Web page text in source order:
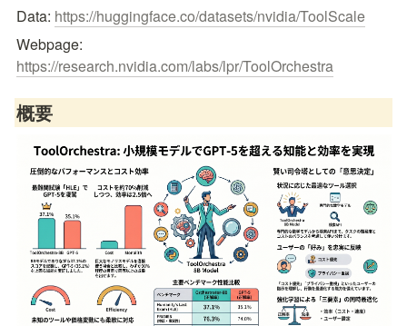
Data: https://huggingface.co/datasets/nvidia/ToolScale
https://research.nvidia.com/labs/lpr/ToolOrchestra
概要